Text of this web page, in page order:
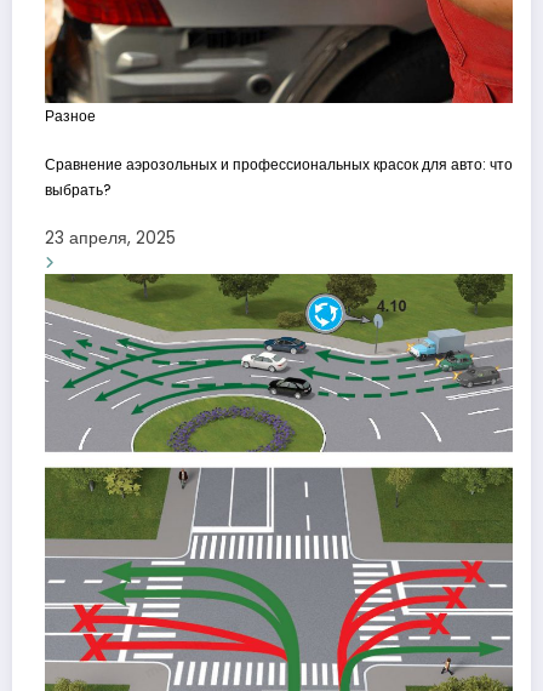
Разное
Сравнение аэрозольных и профессиональных красок для авто: что
выбрать?
23 апреля, 2025